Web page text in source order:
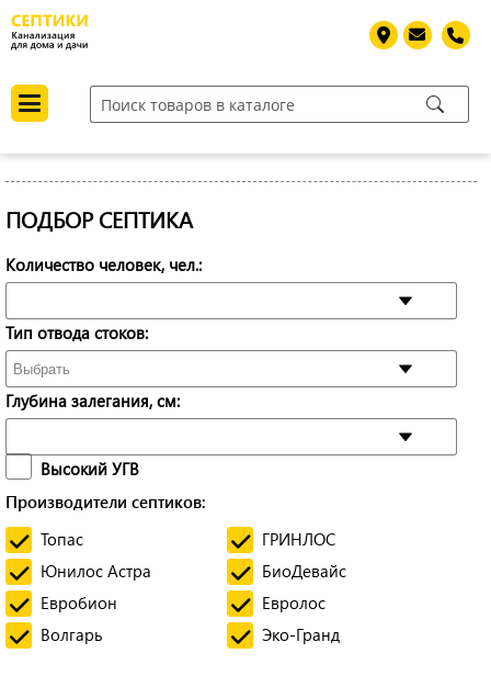
ПОДБОР СЕПТИКА
Количество человек, чел.:
Тип отвода стоков:
Глубина залегания, см:
Высокий УГВ
Производители септиков:
Топас
ГРИНЛОС
Юнилос Астра
БиоДевайс
Евробион
Евролос
Волгарь
Эко-Гранд